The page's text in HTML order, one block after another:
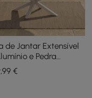
de Jantar Extensível
e Pedra
para Exterior
,99€